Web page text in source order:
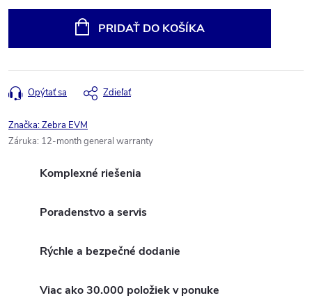
PRIDAŤ DO KOŠÍKA
Opýtať sa Zdieľať
Značka:Zebra EVM
Záruka: 12-month general warranty
Komplexné riešenia
Poradenstvo a servis
Rýchle a bezpečné dodanie
Viac ako 30.000 položiek v ponuke